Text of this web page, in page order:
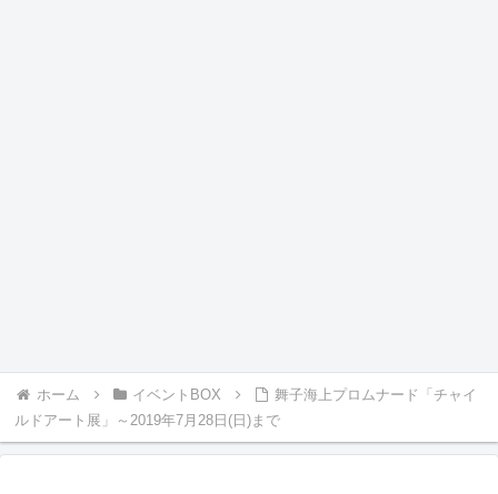
ホーム イベントBOX
舞子海上プロムナード「チャイ
ルドアート展」～2019年7月28日(日)まで